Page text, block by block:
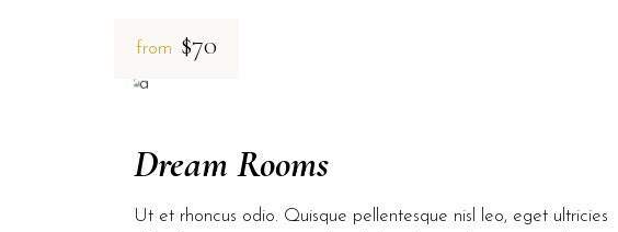
from $70
Dream Rooms
Ut et rhoncus odio. Quisque pellentesque nisl leo, eget ultricies